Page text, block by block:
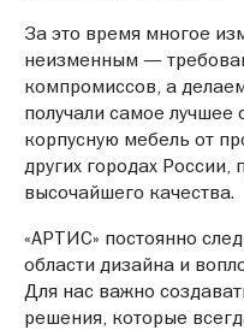
За это время многое
неизменным —
компромиссов, а
получали самое лучшее
корпусную мебель от
других городах России,
высочайшего качества.
«АРТИС» постоянно
области дизайна и
Для нас важно
решения, которые